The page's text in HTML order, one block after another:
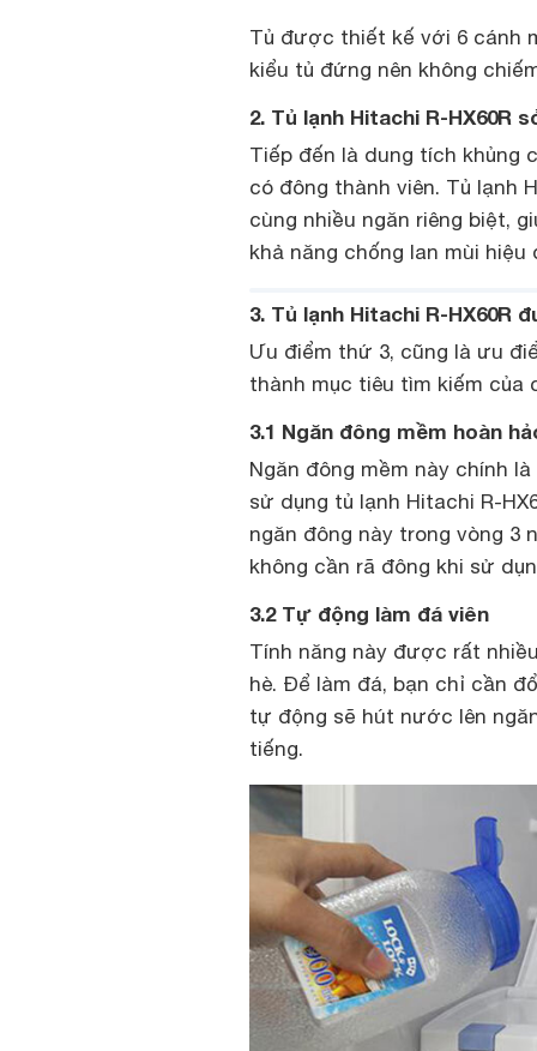
Tủ được thiết kế với 6 cánh
kiểu tủ đứng nên không
2. Tủ lạnh Hitachi R-
Tiếp đến là dung tích khủng
có đông thành viên. Tủ lạnh
cùng nhiều ngăn riêng biệt,
khả năng chống lan mùi hiệu
3. Tủ lạnh Hitachi R-
Ưu điểm thứ 3, cũng là ưu
thành mục tiêu tìm kiếm
3.1 Ngăn đông mềm hoàn
Ngăn đông mềm này chính
sử dụng tủ lạnh Hitachi R-
ngăn đông này trong vòng
không cần rã đông khi sử
3.2 Tự động làm đá viên
Tính năng này được rất
hè. Để làm đá, bạn chỉ cần
tự động sẽ hút nước lên
tiếng.